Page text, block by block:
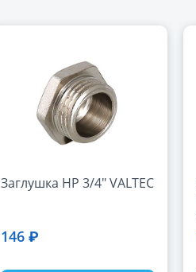
Заглушка НР 3/4" VALTEC
146 ₽